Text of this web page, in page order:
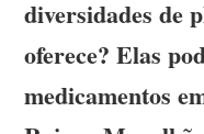
diversidades de
oferece? Elas
medicamentos